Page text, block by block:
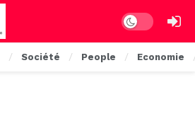
Dark mode
Société People Economie